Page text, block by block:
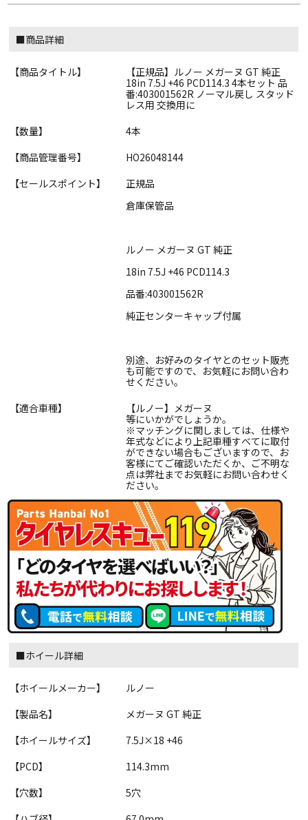
■商品詳細
【商品タイトル】
【正規品】ルノー メガーヌ GT 純正
18in 7.5J +46 PCD114.3 4本セット 品
番:403001562R ノーマル戻し スタッド
レス用 交換用に
【数量】
4本
【商品管理番号】
HO26048144
【セールスポイント】
正規品
倉庫保管品
ルノー メガーヌ GT 純正
18in 7.5J +46 PCD114.3
品番:403001562R
純正センターキャップ付属
別途、お好みのタイヤとのセット販売
も可能ですので、お気軽にお問い合わ
せください。
【適合車種】
【ルノー】メガーヌ
等にいかがでしょうか。
※マッチングに関しましては、仕様や
年式などにより上記車種すべてに取付
ができない場合もございますので、お
客様にてご確認いただくか、ご不明な
点は弊社までお気軽にお問い合わせく
ださい。
■ホイール詳細
【ホイールメーカー】
ルノー
【製品名】
メガーヌ GT 純正
【ホイールサイズ】
7.5J×18 +46
【PCD】
114.3mm
【穴数】
5穴